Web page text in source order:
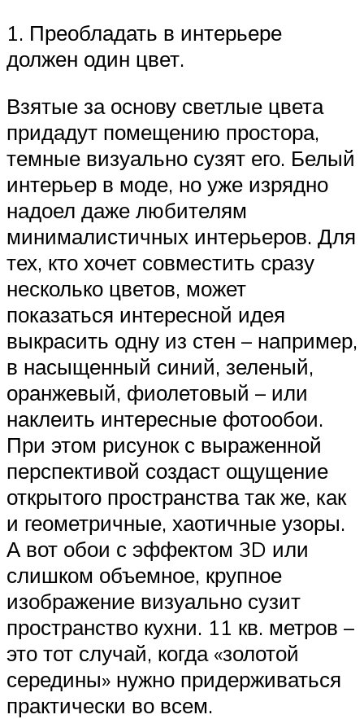
1. Преобладать в интерьере
должен один цвет.
Взятые за основу светлые цвета
придадут помещению простора,
темные визуально сузят его. Белый
интерьер в моде, но уже изрядно
надоел даже любителям
минималистичных интерьеров. Для
тех, кто хочет совместить сразу
несколько цветов, может
показаться интересной идея
выкрасить одну из стен – например,
в насыщенный синий, зеленый,
оранжевый, фиолетовый – или
наклеить интересные фотообои.
При этом рисунок с выраженной
перспективой создаст ощущение
открытого пространства так же, как
и геометричные, хаотичные узоры.
А вот обои с эффектом 3D или
слишком объемное, крупное
изображение визуально сузит
пространство кухни. 11 кв. метров –
это тот случай, когда «золотой
середины» нужно придерживаться
практически во всем.